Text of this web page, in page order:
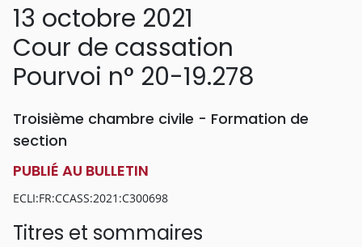
13 octobre 2021
Cour de cassation
Pourvoi n° 20-19.278
Troisième chambre civile - Formation de
section
PUBLIÉ AU BULLETIN
ECLI:FR:CCASS:2021:C300698
Titres et sommaires